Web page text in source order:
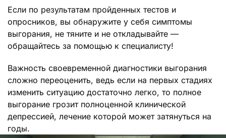
Если по результатам пройденных тестов и
опросников, вы обнаружите у себя симптомы
выгорания, не тяните и не откладывайте —
обращайтесь за помощью к специалисту!
Важность своевременной диагностики выгорания
сложно переоценить, ведь если на первых стадиях
изменить ситуацию достаточно легко, то полное
выгорание грозит полноценной клинической
депрессией, лечение которой может затянуться на
годы.